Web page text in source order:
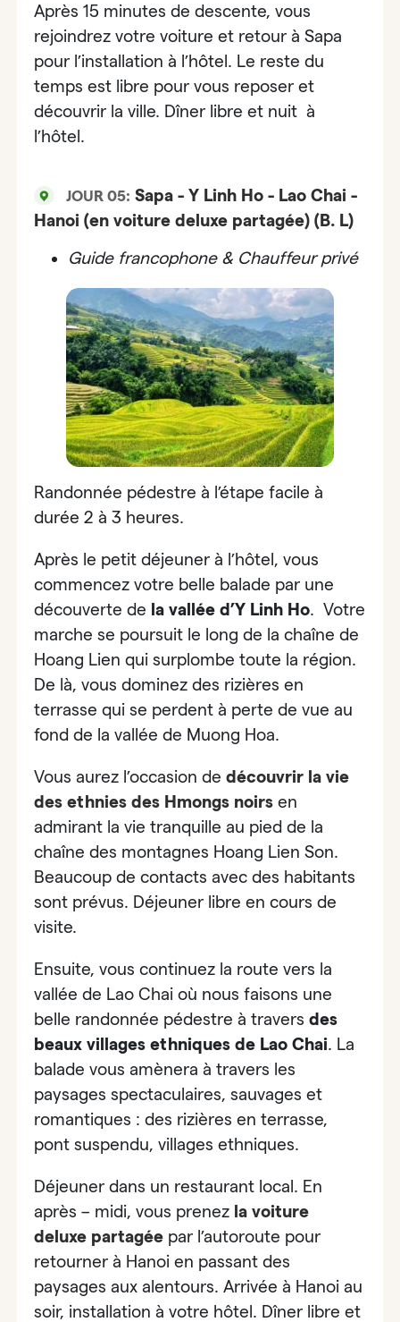
Après 15 minutes de descente, vous
rejoindrez votre voiture et retour à Sapa
pour l’installation à l’hôtel. Le reste du
temps est libre pour vous reposer et
découvrir la ville. Dîner libre et nuit à
l’hôtel.
JOUR 05: Sapa - Y Linh Ho - Lao Chai -
Hanoi (en voiture deluxe partagée) (B. L)
Guide francophone & Chauffeur privé
Randonnée pédestre à l’étape facile à
durée 2 à 3 heures.
Après le petit déjeuner à l’hôtel, vous
commencez votre belle balade par une
découverte de la vallée d’Y Linh Ho. Votre
marche se poursuit le long de la chaîne de
Hoang Lien qui surplombe toute la région.
De là, vous dominez des rizières en
terrasse qui se perdent à perte de vue au
fond de la vallée de Muong Hoa.
Vous aurez l’occasion dedécouvrir la vie
des ethnies des Hmongs noirs en
admirant la vie tranquille au pied de la
chaîne des montagnes Hoang Lien Son.
Beaucoup de contacts avec des habitants
sont prévus. Déjeuner libre en cours de
visite.
Ensuite, vous continuez la route vers la
vallée de Lao Chai où nous faisons une
belle randonnée pédestre à travers des
beaux villages ethniques de Lao Chai. La
balade vous amènera à travers les
paysages spectaculaires, sauvages et
romantiques : des rizières en terrasse,
pont suspendu, villages ethniques.
Déjeuner dans un restaurant local. En
après – midi, vous prenez la voiture
deluxe partagée par l’autoroute pour
retourner à Hanoi en passant des
paysages aux alentours. Arrivée à Hanoi au
soir, installation à votre hôtel. Dîner libre et